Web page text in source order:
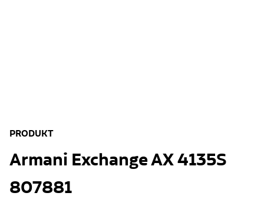
PRODUKT
Armani Exchange AX 4135S
807881